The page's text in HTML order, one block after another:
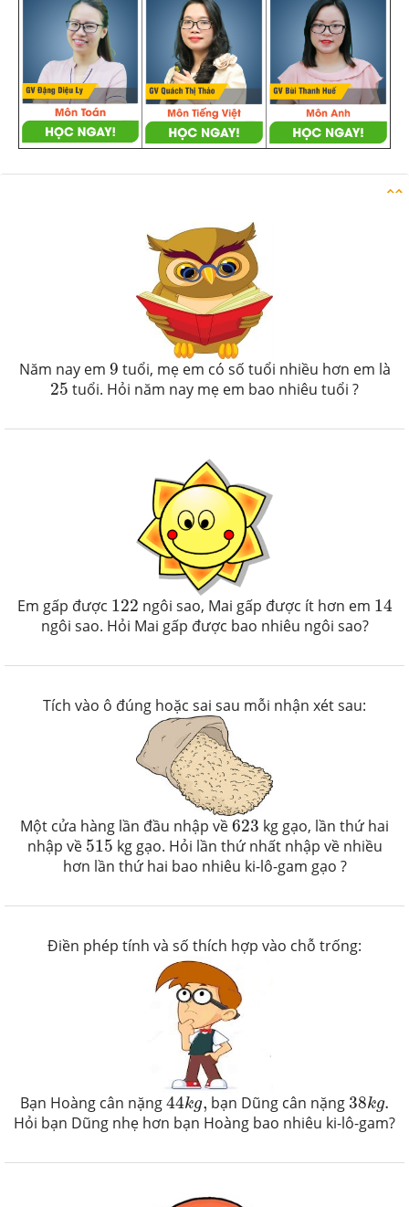
Năm nay em 9
9 tuổi, mẹ em có số tuổi nhiều hơn em là
25
25tuổi. Hỏi năm nay mẹ em bao nhiêu tuổi ?
Em gấp được 122
122 ngôi sao, Mai gấp được ít hơn em 14
14
ngôi sao. Hỏi Mai gấp được bao nhiêu ngôi sao?
Tích vào ô đúng hoặc sai sau mỗi nhận xét sau:
Một cửa hàng lần đầu nhập về623
623 kg gạo, lần thứ hai
nhập về 515
515kg gạo. Hỏi lần thứ nhất nhập về nhiều
hơn lần thứ hai bao nhiêu ki-lô-gam gạo ?
Điền phép tính và số thích hợp vào chỗ trống:
Bạn Hoàng cân nặng44kg,
44kg,bạn Dũng cân nặng38kg.
38kg
Hỏi bạn Dũng nhẹ hơn bạn Hoàng bao nhiêu ki-lô-gam?